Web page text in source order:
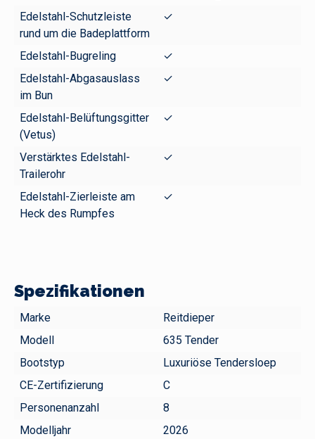
Edelstahl-Schutzleiste
rund um die Badeplattform
✓
Edelstahl-Bugreling
✓
Edelstahl-Abgasauslass
im Bun
✓
Edelstahl-Belüftungsgitter
(Vetus)
✓
Verstärktes Edelstahl-
Trailerohr
✓
Edelstahl-Zierleiste am
Heck des Rumpfes
✓
Spezifikationen
Marke
Reitdieper
Modell
635 Tender
Bootstyp
Luxuriöse Tendersloep
CE-Zertifizierung
C
Personenanzahl
8
Modelljahr
2026